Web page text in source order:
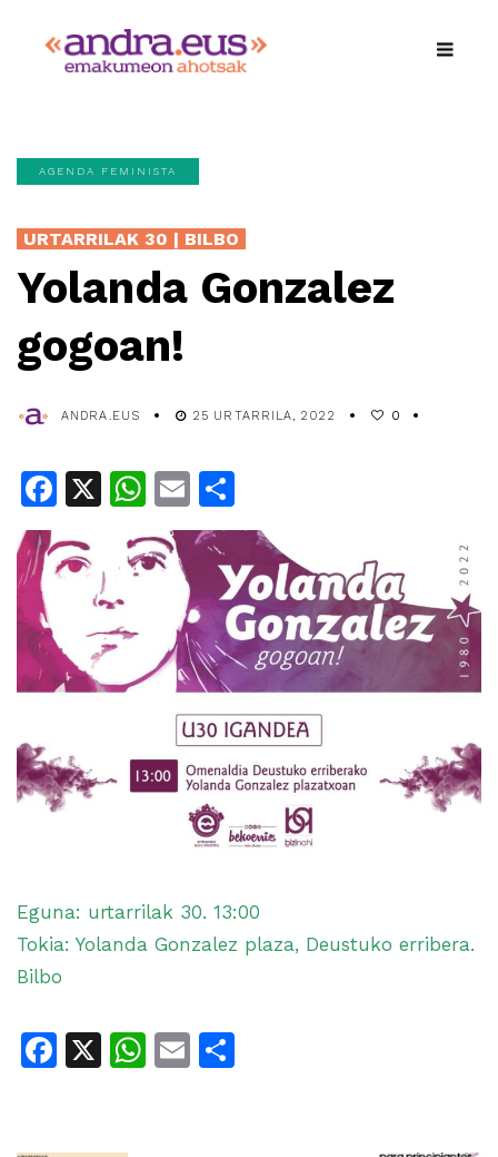
AGENDA FEMINISTA
URTARRILAK 30 | BILBO
Yolanda Gonzalez
gogoan!
ANDRA.EUS 25 URTARRILA, 2022 0
Facebook
X WhatsApp
Email
Eguna: urtarrilak 30. 13:00
Tokia: Yolanda Gonzalez plaza, Deustuko erribera.
Bilbo
Facebook
X WhatsApp
Email